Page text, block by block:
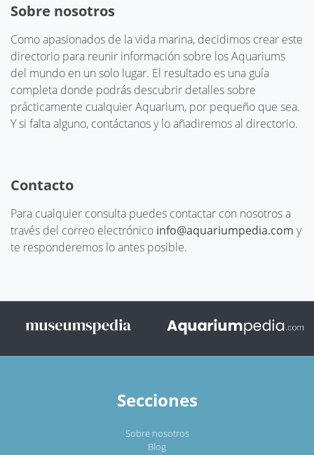
Sobre nosotros
Como apasionados de la vida marina, decidimos crear este
directorio para reunir información sobre los Aquariums
del mundo en un solo lugar. El resultado es una guía
completa donde podrás descubrir detalles sobre
prácticamente cualquier Aquarium, por pequeño que sea.
Y si falta alguno, contáctanos y lo añadiremos al directorio.
Contacto
Para cualquier consulta puedes contactar con nosotros a
través del correo electrónico info@aquariumpedia.com y
te responderemos lo antes posible.
Secciones
Sobre nosotros
Blog